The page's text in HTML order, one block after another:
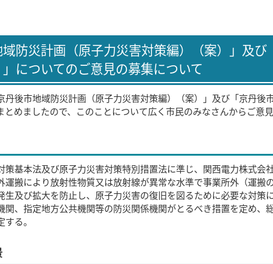
域防災計画（原子力災害対策編）（案）」及
についてのご意見の募集について
丹後市地域防災計画（原子力災害対策編）（案）」及び「京丹後
とめましたので、このことについて広く市民のみなさんからご意見
策基本法及び原子力災害対策特別措置法に準じ、関西電力株式会
運搬により放射性物質又は放射線が異常な水準で事業所外（運搬
生及び拡大を防止し、原子力災害の復旧を図るために必要な対策
関、指定地方公共機関等の防災関係機関がとるべき措置を定め、
る。